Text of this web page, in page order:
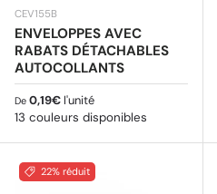
CEV155B
ENVELOPPES AVEC
RABATS DÉTACHABLES
AUTOCOLLANTS
Prix habituel
De 0,19€ l'unité
13 couleurs disponibles
22% réduit